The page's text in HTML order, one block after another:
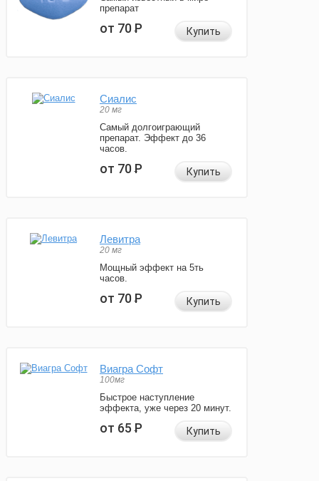
препарат
от 70Р Купить
Сиалис
20 мг
Самый долгоиграющий
препарат. Эффект до 36
часов.
от 70Р Купить
Левитра
20 мг
Мощный эффект на 5ть
часов.
от 70Р Купить
Виагра Софт
100мг
Быстрое наступление
эффекта, уже через 20 минут.
от 65Р Купить